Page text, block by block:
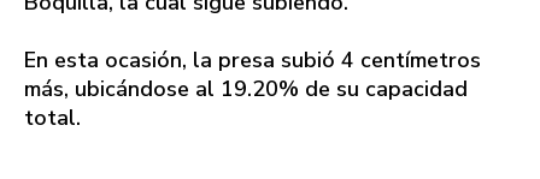
En esta ocasión, la presa subió 4 centímetros
más, ubicándose al 19.20% de su capacidad
total.